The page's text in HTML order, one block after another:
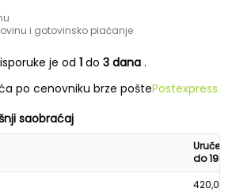
i gotovinsko plaćanje
je od 1 do 3 dana .
po cenovniku brze poštePostexpress.
saobraćaj
Uručenje
do 19h
420,00